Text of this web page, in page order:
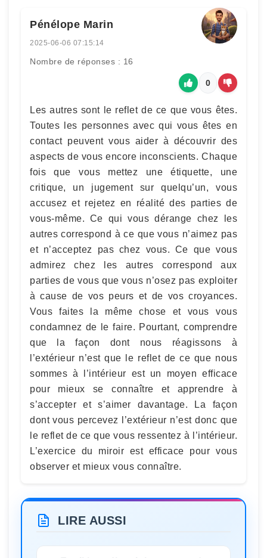
Pénélope Marin
2025-06-06 07:15:14
Nombre de réponses : 16
0
Les autres sont le reflet de ce que vous êtes.
Toutes les personnes avec qui vous êtes en
contact peuvent vous aider à découvrir des
aspects de vous encore inconscients. Chaque
fois que vous mettez une étiquette, une
critique, un jugement sur quelqu’un, vous
accusez et rejetez en réalité des parties de
vous-même. Ce qui vous dérange chez les
autres correspond à ce que vous n’aimez pas
et n’acceptez pas chez vous. Ce que vous
admirez chez les autres correspond aux
parties de vous que vous n’osez pas exploiter
à cause de vos peurs et de vos croyances.
Vous faites la même chose et vous vous
condamnez de le faire. Pourtant, comprendre
que la façon dont nous réagissons à
l’extérieur n’est que le reflet de ce que nous
sommes à l’intérieur est un moyen efficace
pour mieux se connaître et apprendre à
s’accepter et s’aimer davantage. La façon
dont vous percevez l’extérieur n’est donc que
le reflet de ce que vous ressentez à l’intérieur.
L’exercice du miroir est efficace pour vous
observer et mieux vous connaître.
LIRE AUSSI